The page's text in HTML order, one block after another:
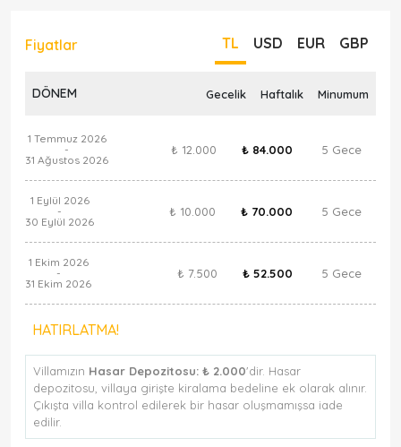
Fiyatlar TL USD EUR GBP
DÖNEM Gecelik Haftalık Minumum
1 Temmuz 2026
-
31 Ağustos 2026
₺ 12.000 ₺ 84.000 5 Gece
1 Eylül 2026
-
30 Eylül 2026
₺ 10.000 ₺ 70.000 5 Gece
1 Ekim 2026
-
31 Ekim 2026
₺ 7.500 ₺ 52.500 5 Gece
HATIRLATMA!
Villamızın Hasar Depozitosu: ₺ 2.000'dir. Hasar
depozitosu, villaya girişte kiralama bedeline ek olarak alınır.
Çıkışta villa kontrol edilerek bir hasar oluşmamışsa iade
edilir.